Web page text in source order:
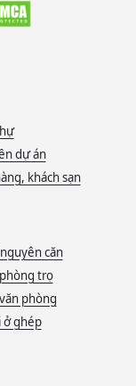
dự án
khách sạn
căn
trọ
phòng
ở ghép